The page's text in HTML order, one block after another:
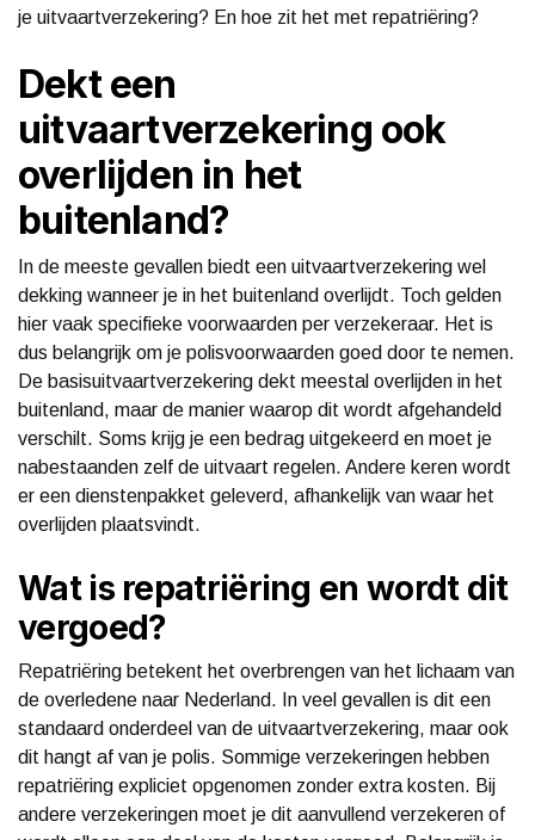
je uitvaartverzekering? En hoe zit het met repatriëring?
Dekt een
uitvaartverzekering ook
overlijden in het
buitenland?
In de meeste gevallen biedt een uitvaartverzekering wel
dekking wanneer je in het buitenland overlijdt. Toch gelden
hier vaak specifieke voorwaarden per verzekeraar. Het is
dus belangrijk om je polisvoorwaarden goed door te nemen.
De basisuitvaartverzekering dekt meestal overlijden in het
buitenland, maar de manier waarop dit wordt afgehandeld
verschilt. Soms krijg je een bedrag uitgekeerd en moet je
nabestaanden zelf de uitvaart regelen. Andere keren wordt
er een dienstenpakket geleverd, afhankelijk van waar het
overlijden plaatsvindt.
Wat is repatriëring en wordt dit
vergoed?
Repatriëring betekent het overbrengen van het lichaam van
de overledene naar Nederland. In veel gevallen is dit een
standaard onderdeel van de uitvaartverzekering, maar ook
dit hangt af van je polis. Sommige verzekeringen hebben
repatriëring expliciet opgenomen zonder extra kosten. Bij
andere verzekeringen moet je dit aanvullend verzekeren of